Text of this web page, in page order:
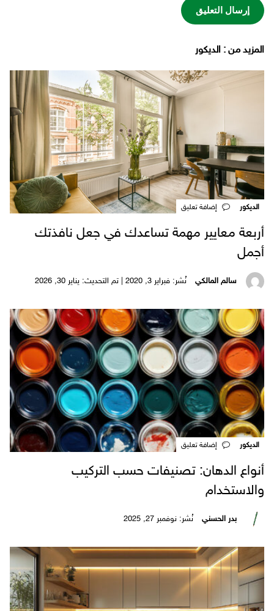
‫المزيد من ‬: الديكور
الديكور
أربعة معايير مهمة تساعدك في جعل نافذتك
أجمل
سالم المالكي نُشر: فبراير 3, 2020 | تم التحديث: يناير 30, 2026
الديكور
أنواع الدهان: تصنيفات حسب التركيب
والاستخدام
بدر الحسني نُشر: نوفمبر 27, 2025